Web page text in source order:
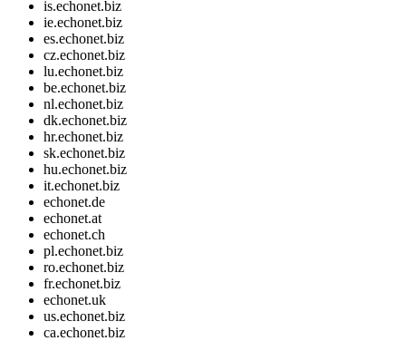
is.echonet.biz
ie.echonet.biz
es.echonet.biz
cz.echonet.biz
lu.echonet.biz
be.echonet.biz
nl.echonet.biz
dk.echonet.biz
hr.echonet.biz
sk.echonet.biz
hu.echonet.biz
it.echonet.biz
echonet.de
echonet.at
echonet.ch
pl.echonet.biz
ro.echonet.biz
fr.echonet.biz
echonet.uk
us.echonet.biz
ca.echonet.biz